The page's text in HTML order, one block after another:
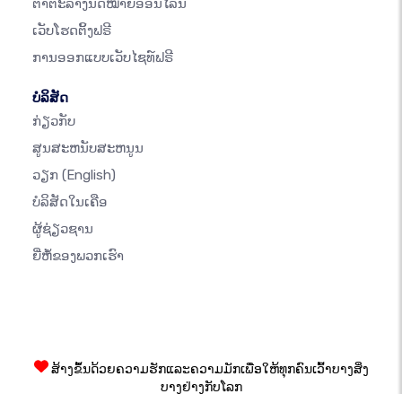
ຕາຕະລາງນັດໝາຍອອນໄລນ໌
ເວັບໂຮດຕິ້ງຟຣີ
ການອອກແບບເວັບໄຊທ໌ຟຣີ
ບໍລິສັດ
ກ່ຽວກັບ
ສູນສະຫນັບສະຫນູນ
ວຽກ (English)
ບໍລິສັດໃນເຄືອ
ຜູ້ຊ່ຽວຊານ
ຍີ່ຫໍ້ຂອງພວກເຮົາ
ສ້າງຂຶ້ນດ້ວຍຄວາມຮັກແລະຄວາມມັກເພື່ອໃຫ້ທຸກຄົນເວົ້າບາງສິ່ງ
ບາງຢ່າງກັບໂລກ